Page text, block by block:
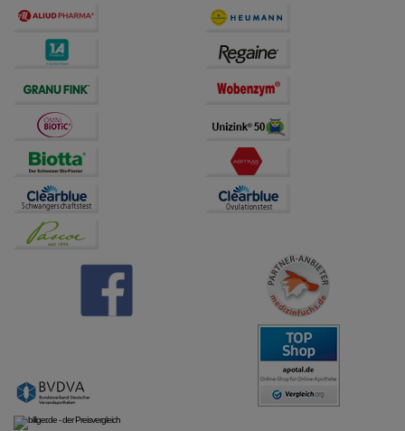
Statistik & Tracking:
Hierüber lassen sich
Informationen über die Art und Weise der Nutzung
unserer Website sammeln, mit deren Hilfe wir unsere
auf unserer Website aber auch die Werbung auf
Bitte beachten Sie, dass Daten hierfür teilweise an
Dritte wie z.B. Google oder soziale Medien
übertragen werden.